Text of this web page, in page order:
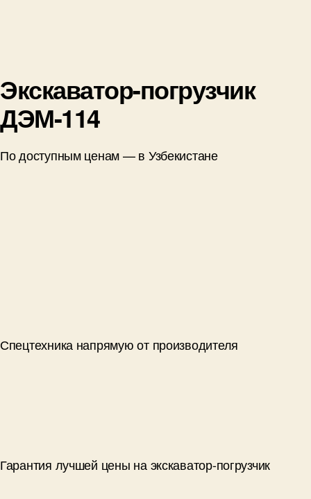
Экскаватор-погрузчик
ДЭМ-114
По доступным ценам — в Узбекистане
Спецтехника напрямую от производителя
Гарантия лучшей цены на экскаватор-погрузчик